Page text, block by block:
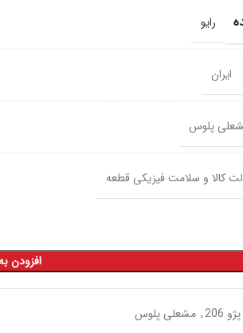
رایو
ایران
پلوس
کالا و سلامت فیزیکی قطعه
افزودن
206
, مشعلی پلوس